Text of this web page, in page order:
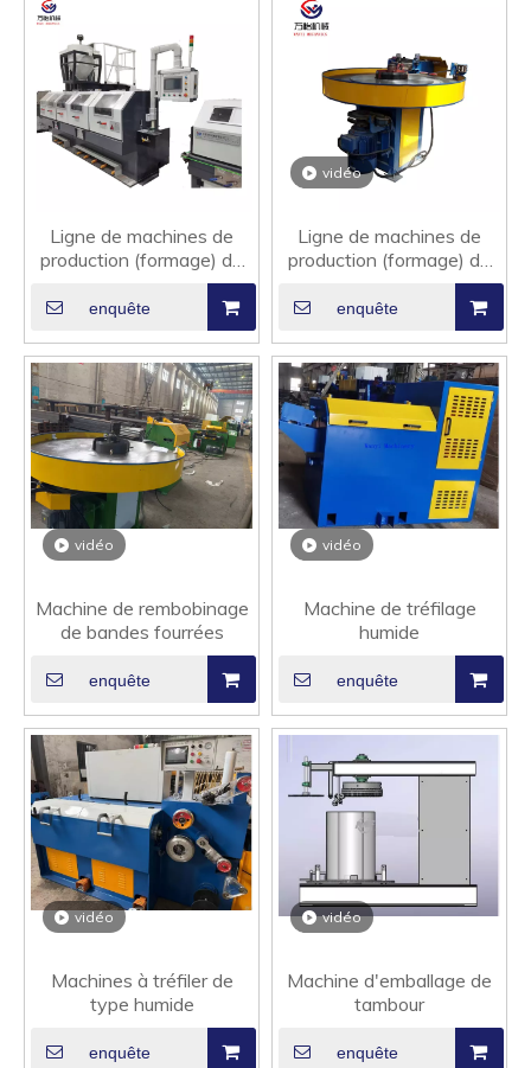
Ligne de machines de
production (formage) de
enquête
vidéo
Ligne de machines de
production (formage) de
enquête
vidéo
Machine de rembobinage
de bandes fourrées
enquête
vidéo
Machine de tréfilage
humide
enquête
vidéo
Machines à tréfiler de
type humide
enquête
vidéo
Machine d'emballage de
tambour
enquête